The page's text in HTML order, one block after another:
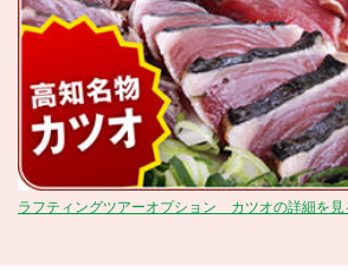
ラフティングツアーオプション カツオの詳細を見